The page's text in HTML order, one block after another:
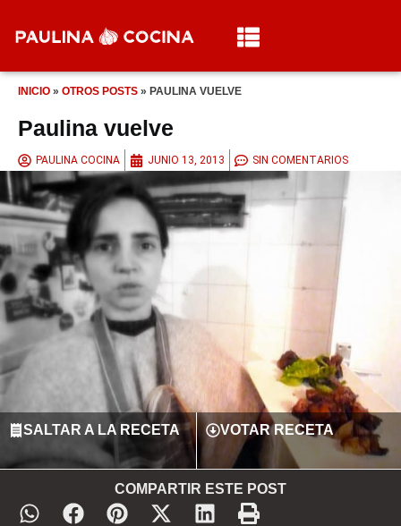
INICIO » OTROS POSTS » PAULINA VUELVE
Paulina vuelve
PAULINA COCINA JUNIO 13, 2013 SIN COMENTARIOS
SALTAR A LA RECETA VOTAR RECETA
COMPARTIR ESTE POST